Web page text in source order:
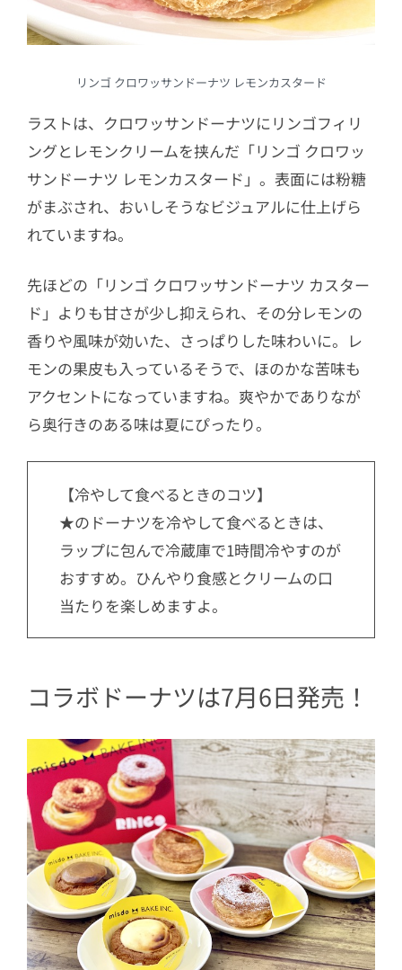
リンゴ クロワッサンドーナツ レモンカスタード
ラストは、 クロワッサンドーナツにリンゴフィリ
ングとレモンクリームを挟んだ「リンゴ クロワッ
サンドーナツ レモンカスタード」。表面には粉糖
がまぶされ、おいしそうなビジュアルに仕上げら
れていますね。
先ほどの「リンゴ クロワッサンドーナツ カスター
ド」よりも甘さが少し抑えられ、その分レモンの
香りや風味が効いた、さっぱりした味わいに。レ
モンの果皮も入っているそうで、ほのかな苦味も
アクセントになっていますね。爽やかでありなが
ら奥行きのある味は夏にぴったり。
【冷やして食べるときのコツ】
★のドーナツを冷やして食べるときは、
ラップに包んで冷蔵庫で1時間冷やすのが
おすすめ。ひんやり食感とクリームの口
当たりを楽しめますよ。
コラボドーナツは7月6日発売！